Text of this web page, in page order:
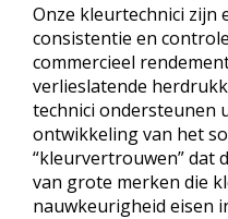
Onze kleurtechnici zijn
consistentie en
commercieel
verlieslatende
technici ondersteunen
ontwikkeling van het
“kleurvertrouwen” dat
van grote merken die
nauwkeurigheid eisen